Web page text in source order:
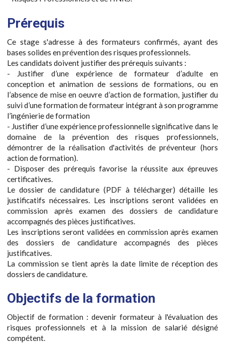
Prérequis
Ce stage s'adresse à des formateurs confirmés, ayant des
bases solides en prévention des risques professionnels.
Les candidats doivent justifier des prérequis suivants :
- Justifier d’une expérience de formateur d’adulte en
conception et animation de sessions de formations, ou en
l’absence de mise en oeuvre d’action de formation, justifier du
suivi d’une formation de formateur intégrant à son programme
l’ingénierie de formation
- Justifier d’une expérience professionnelle significative dans le
domaine de la prévention des risques professionnels,
démontrer de la réalisation d'activités de préventeur (hors
action de formation).
- Disposer des prérequis favorise la réussite aux épreuves
certificatives.
Le dossier de candidature (PDF à télécharger) détaille les
justificatifs nécessaires. Les inscriptions seront validées en
commission après examen des dossiers de candidature
accompagnés des pièces justificatives.
Les inscriptions seront validées en commission après examen
des dossiers de candidature accompagnés des pièces
justificatives.
La commission se tient après la date limite de réception des
dossiers de candidature.
Objectifs de la formation
Objectif de formation : devenir formateur à l'évaluation des
risques professionnels et à la mission de salarié désigné
compétent.